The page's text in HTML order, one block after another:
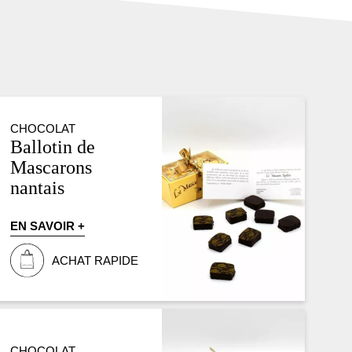
CHOCOLAT
Ballotin de
Mascarons
nantais
EN SAVOIR +
ACHAT RAPIDE